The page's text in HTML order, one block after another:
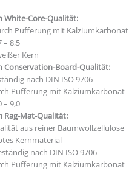
White-Core-Qualität:
Pufferung mit Kalziumkarbonat
– 8,5
Kern
Conservation-Board-Qualität:
nach DIN ISO 9706
Pufferung mit Kalziumkarbonat
– 9,0
Rag-Mat-Qualität:
aus reiner Baumwollzellulose
Kernmaterial
nach DIN ISO 9706
Pufferung mit Kalziumkarbonat